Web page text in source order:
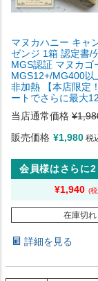
マヌカハニー キャ
ゼンジ 1箱 認定書/
MGS認証 マヌカゴ
MGS12+/MG400以
非加熱 【本店限定
ートでさらに最大
当店通常価格 ¥
販売価格 ¥1,980 税
会員様はさらに2
¥1,940
在庫切れ
詳細を見る